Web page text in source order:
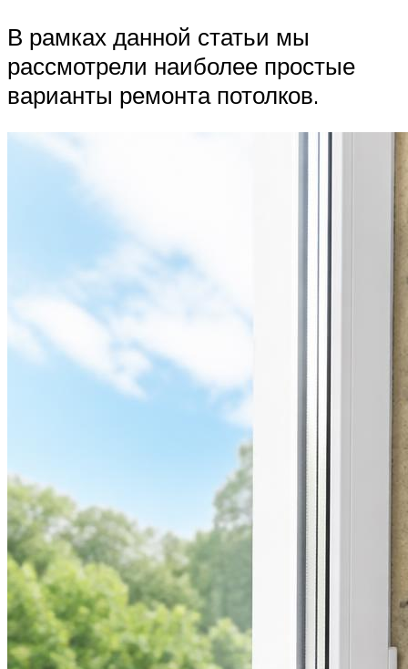
В рамках данной статьи мы
рассмотрели наиболее простые
варианты ремонта потолков.